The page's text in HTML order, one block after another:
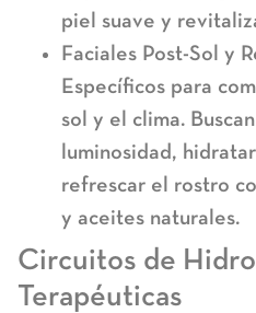
piel suave y
Faciales Post-Sol y
Específicos para
sol y el clima.
luminosidad,
refrescar el rostro
y aceites naturales.
Circuitos de
Terapéuticas